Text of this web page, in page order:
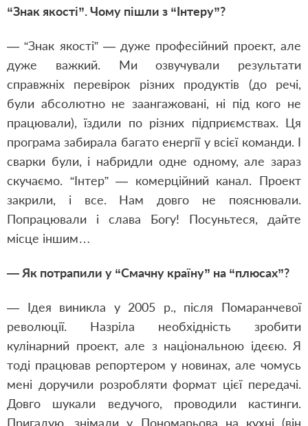
“Знак якості”. Чому пішли з “Інтеру”?
— “Знак якості” — дуже професійний проект, але
дуже важкий. Ми озвучували результати
справжніх перевірок різних продуктів (до речі,
були абсолютно не заангажовані, ні під кого не
працювали), їздили по різних підприємствах. Ця
програма забирала багато енергії у всієї команди. І
сварки були, і набридли одне одному, але зараз
скучаємо. “Інтер” — комерційний канал. Проект
закрили, і все. Нам довго не пояснювали.
Попрацювали і слава Богу! Посуньтеся, дайте
місце іншим…
— Як потрапили у “Смачну країну” на “плюсах”?
— Ідея виникла у 2005 р., після Помаранчевої
революції. Назріла необхідність зробити
кулінарний проект, але з національною ідеєю. Я
тоді працював репортером у новинах, але чомусь
мені доручили розробляти формат цієї передачі.
Довго шукали ведучого, проводили кастинги.
Пригадую, знімали у Пономарьова на кухні (він